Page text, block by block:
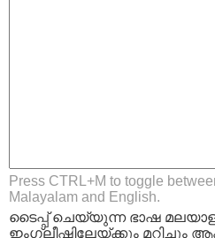
Press CTRL+M to toggle
Malayalam and English.
ടൈപ്പ്‌ ചെയ്യുന്ന ഭാഷ
ഇംഗ്ലീഷിലേയ്ക്കും മറിച്ചും